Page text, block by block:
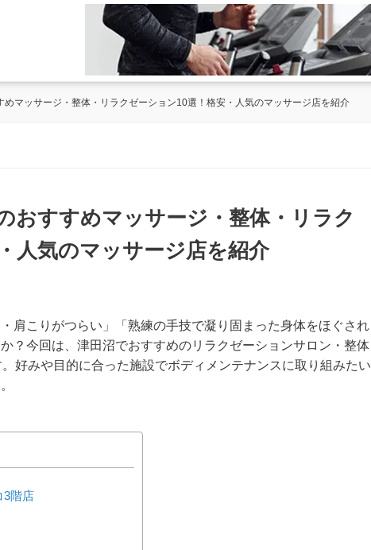
めマッサージ・整体・リラクゼーション10選！格安・人気のマッサージ店を紹介
おすすめマッサージ・整体・リラク
人気のマッサージ店を紹介
肩こりがつらい」「熟練の手技で凝り固まった身体をほぐされ
？今回は、津田沼でおすすめのリラクゼーションサロン・整体
好みや目的に合った施設でボディメンテナンスに取り組みたい
3階店